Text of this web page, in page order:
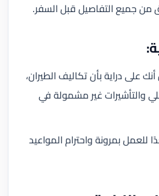
من جميع التفاصيل قبل السفر.
على دراية بأن تكاليف الطيران،
والتأشيرات غير مشمولة في
بمرونة واحترام المواعيد